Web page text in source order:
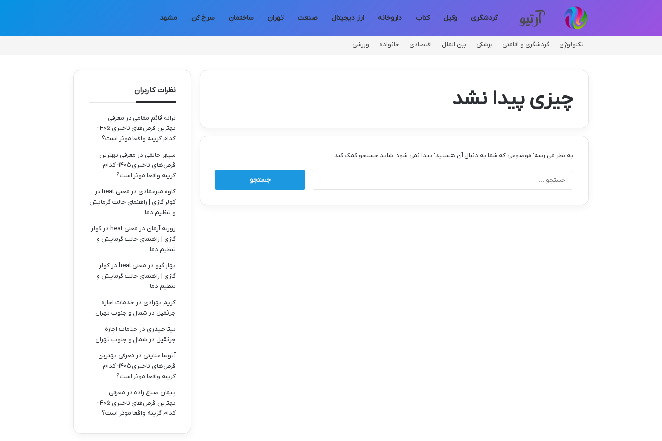
گردشگری وکیل کتاب داروخانه ارز دیجیتال صنعت تهران ساختمان سرخ کن مشهد
تکنولوژی گردشگری و اقامتی پزشکی بین الملل اقتصادی خانواده ورزشی
چیزی پیدا نشد
به نظر می رسه’ موضوعی که شما به دنبال آن هستید’ پیدا نمی شود. شاید جستجو کمک کند.
نظرات کاربران
ترانه قائم مقامی در معرفی
بهترین قرص‌های تاخیری ۱۴۰۵؛
کدام گزینه واقعا موثر است؟
سپهر خالقی در معرفی بهترین
قرص‌های تاخیری ۱۴۰۵؛ کدام
گزینه واقعا موثر است؟
کاوه میرعمادی در
معنی heat در
کولر گازی | راهنمای حالت گرمایش
و تنظیم دما
روزبه آرمان در
معنی heat در کولر
گازی | راهنمای حالت گرمایش و
تنظیم دما
بهار گیو در
معنی heat در کولر
گازی | راهنمای حالت گرمایش و
تنظیم دما
کریم بهزادی در خدمات اجاره
جرثقیل در شمال و جنوب تهران
بیتا حیدری در خدمات اجاره
جرثقیل در شمال و جنوب تهران
آتوسا عنایتی در معرفی بهترین
قرص‌های تاخیری ۱۴۰۵؛ کدام
گزینه واقعا موثر است؟
پیمان صباغ زاده در معرفی
بهترین قرص‌های تاخیری ۱۴۰۵؛
کدام گزینه واقعا موثر است؟